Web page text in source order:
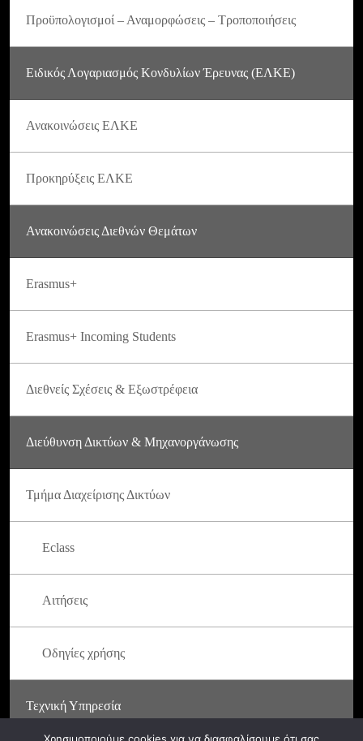
Προϋπολογισμοί – Αναμορφώσεις – Τροποποιήσεις
Ειδικός Λογαριασμός Κονδυλίων Έρευνας (ΕΛΚΕ)
Ανακοινώσεις ΕΛΚΕ
Προκηρύξεις ΕΛΚΕ
Ανακοινώσεις Διεθνών Θεμάτων
Erasmus+
Erasmus+ Incoming Students
Διεθνείς Σχέσεις & Εξωστρέφεια
Διεύθυνση Δικτύων & Μηχανοργάνωσης
Τμήμα Διαχείρισης Δικτύων
Eclass
Αιτήσεις
Οδηγίες χρήσης
Τεχνική Υπηρεσία